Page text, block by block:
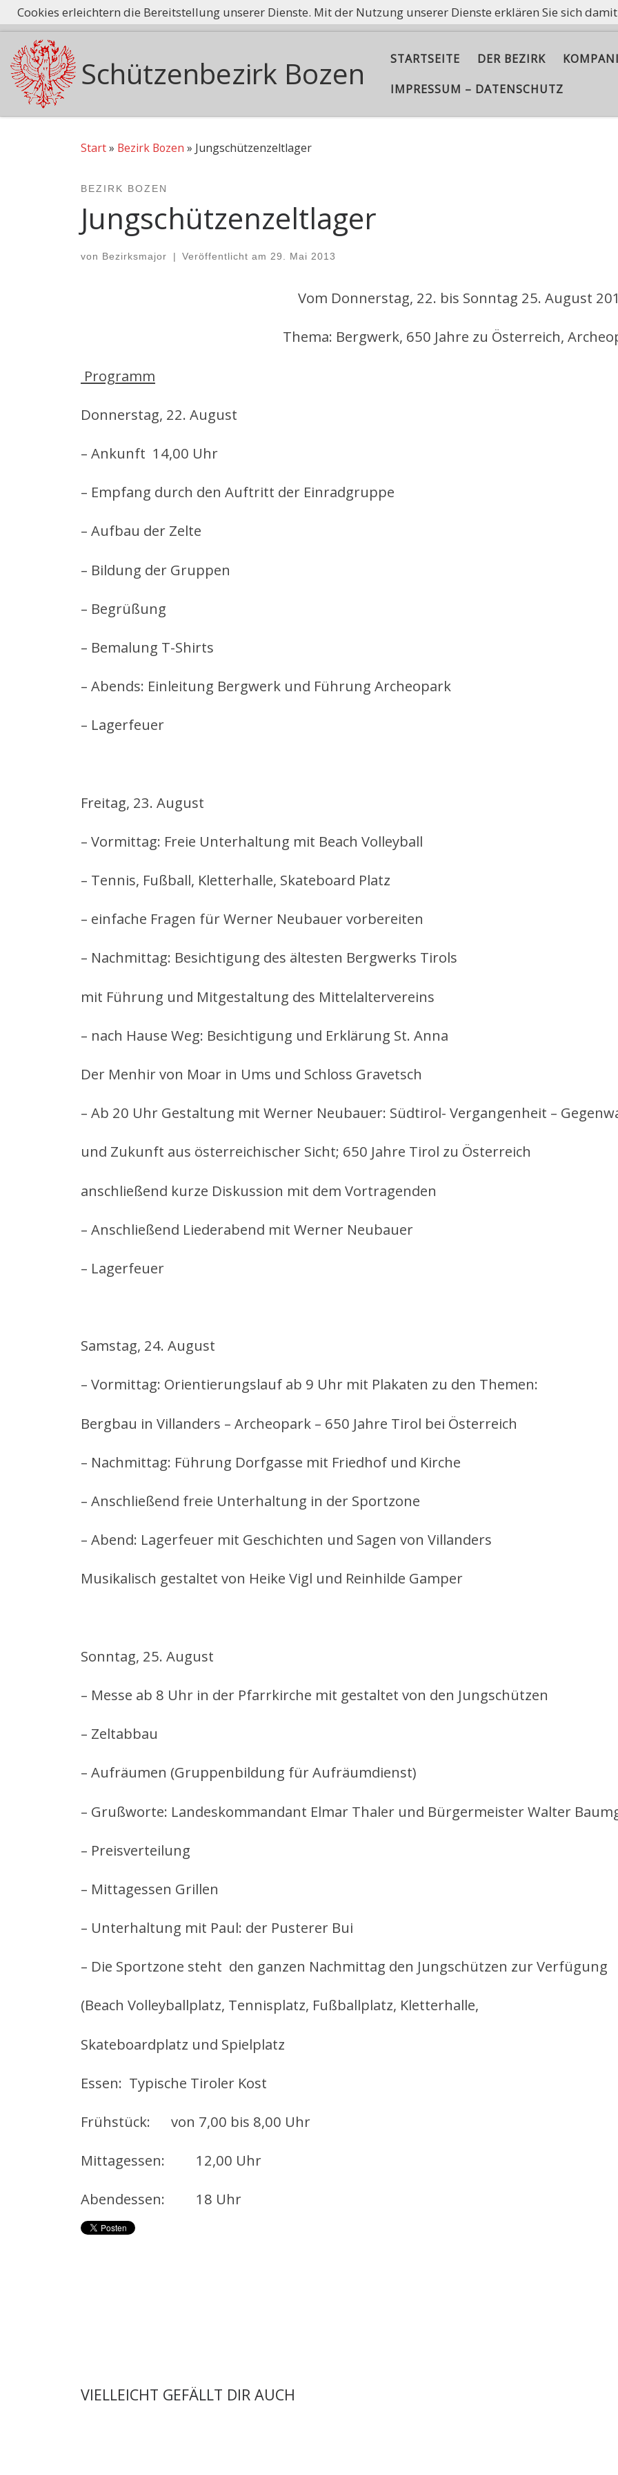
Zum Inhalt springen Tradition heißt nicht, Asche aufzubewahren, sondern die Flamme am
Schützenbezirk Bozen STARTSEITE DER BEZIRK
IMPRESSUM – DATENSCHUTZ
Start» Bezirk Bozen » Jungschützenzeltlager
BEZIRK BOZEN
Jungschützenzeltlager
von Bezirksmajor | Veröffentlicht am 29. Mai 2013
Vom Donnerstag, 22. bis Sonntag 25. August
Thema: Bergwerk, 650 Jahre zu Österreich,
Programm
Donnerstag, 22. August
– Ankunft 14,00 Uhr
– Empfang durch den Auftritt der Einradgruppe
– Aufbau der Zelte
– Bildung der Gruppen
– Begrüßung
– Bemalung T-Shirts
– Abends: Einleitung Bergwerk und Führung Archeopark
– Lagerfeuer
Freitag, 23. August
– Vormittag: Freie Unterhaltung mit Beach Volleyball
– Tennis, Fußball, Kletterhalle, Skateboard Platz
– einfache Fragen für Werner Neubauer vorbereiten
– Nachmittag: Besichtigung des ältesten Bergwerks Tirols
mit Führung und Mitgestaltung des Mittelaltervereins
– nach Hause Weg: Besichtigung und Erklärung St. Anna
Der Menhir von Moar in Ums und Schloss Gravetsch
– Ab 20 Uhr Gestaltung mit Werner Neubauer: Südtirol- Vergangenheit –
und Zukunft aus österreichischer Sicht; 650 Jahre Tirol zu Österreich
anschließend kurze Diskussion mit dem Vortragenden
– Anschließend Liederabend mit Werner Neubauer
– Lagerfeuer
Samstag, 24. August
– Vormittag: Orientierungslauf ab 9 Uhr mit Plakaten zu den Themen:
Bergbau in Villanders – Archeopark – 650 Jahre Tirol bei Österreich
– Nachmittag: Führung Dorfgasse mit Friedhof und Kirche
– Anschließend freie Unterhaltung in der Sportzone
– Abend: Lagerfeuer mit Geschichten und Sagen von Villanders
Musikalisch gestaltet von Heike Vigl und Reinhilde Gamper
Sonntag, 25. August
– Messe ab 8 Uhr in der Pfarrkirche mit gestaltet von den Jungschützen
– Zeltabbau
– Aufräumen (Gruppenbildung für Aufräumdienst)
– Grußworte: Landeskommandant Elmar Thaler und Bürgermeister Walter
– Preisverteilung
– Mittagessen Grillen
– Unterhaltung mit Paul: der Pusterer Bui
– Die Sportzone steht den ganzen Nachmittag den Jungschützen zur Verfügung
(Beach Volleyballplatz, Tennisplatz, Fußballplatz, Kletterhalle,
Skateboardplatz und Spielplatz
Essen: Typische Tiroler Kost
Frühstück: von 7,00 bis 8,00 Uhr
Mittagessen: 12,00 Uhr
Abendessen: 18 Uhr
VIELLEICHT GEFÄLLT DIR AUCH
Cookies erleichtern die Bereitstellung unserer Dienste. Mit der Nutzung unserer Dienste erklären Sie sich